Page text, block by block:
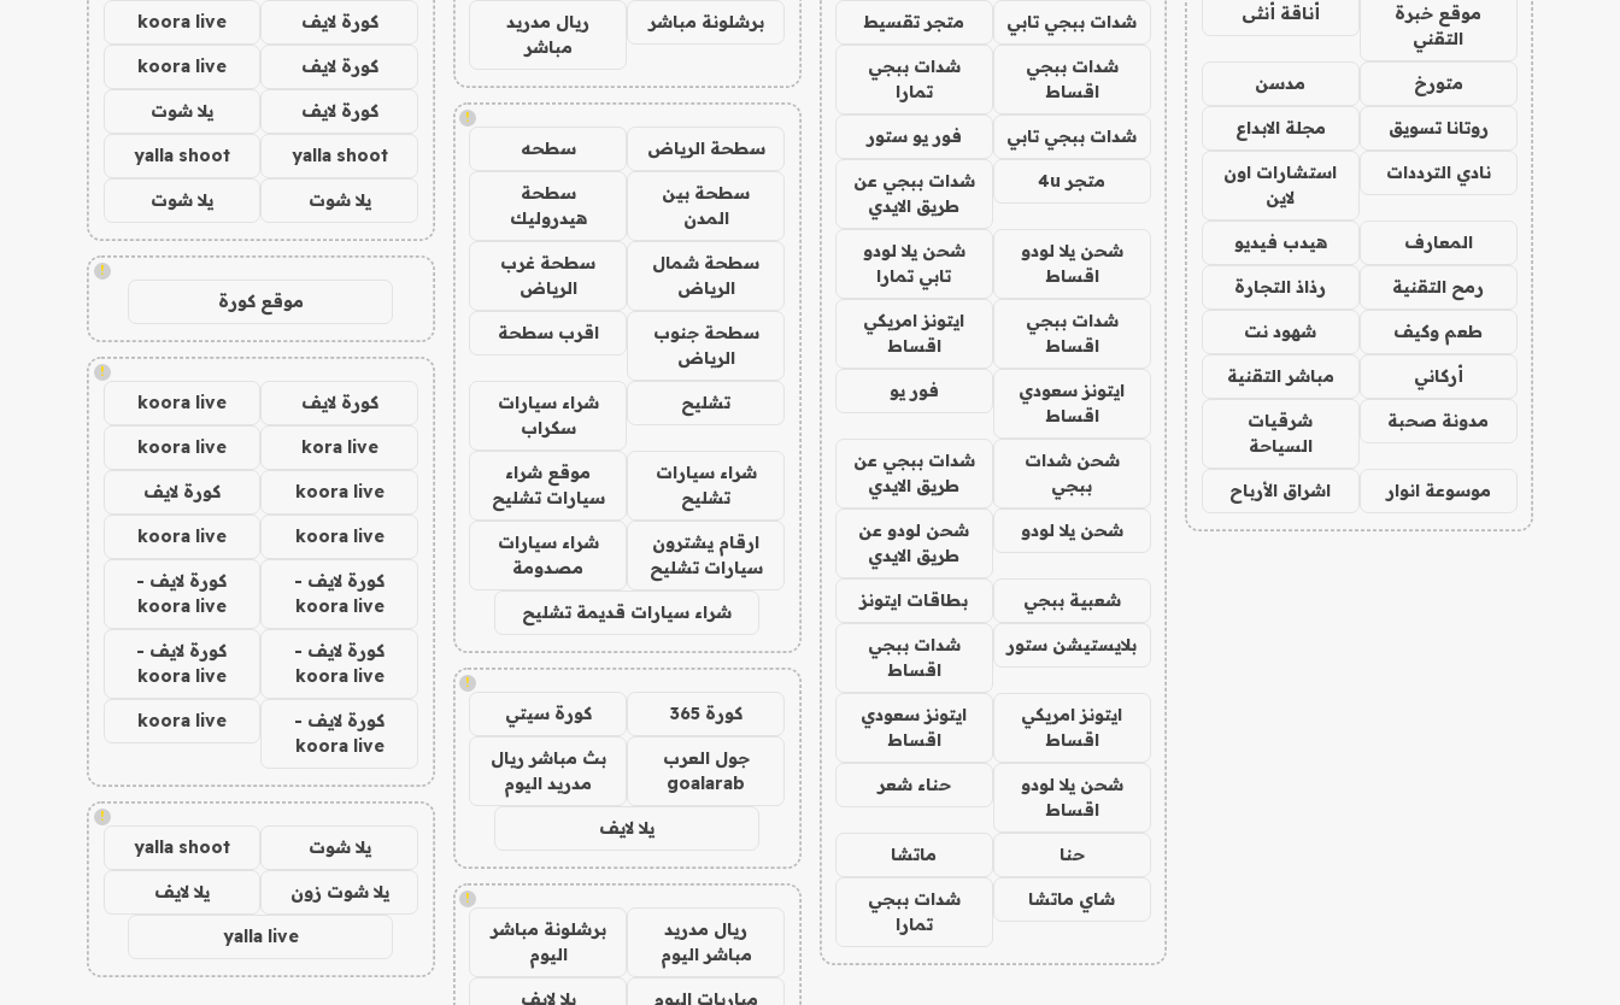
موقع خبرة
التقني
أناقة أنثى
متورخ مدسن
روتانا تسويق مجلة الابداع
نادي الترددات
استشارات اون
لاين
المعارف هيدب فيديو
رمح التقنية رذاذ التجارة
طعم وكيف شهود نت
أركاني مباشر التقنية
مدونة صحبة
شرقيات
السياحة
موسوعة انوار اشراق الأرباح
شدات ببجي تابي متجر تقسيط
شدات ببجي
اقساط
شدات ببجي
تمارا
شدات ببجي تابي فور يو ستور
متجر 4u
شدات ببجي عن
طريق الايدي
شحن يلا لودو
اقساط
شحن يلا لودو
تابي تمارا
شدات ببجي
اقساط
ايتونز امريكي
اقساط
ايتونز سعودي
اقساط
فور يو
شحن شدات
ببجي
شدات ببجي عن
طريق الايدي
شحن يلا لودو
شحن لودو عن
طريق الايدي
شعبية ببجي بطاقات ايتونز
بلايستيشن ستور
شدات ببجي
اقساط
ايتونز امريكي
اقساط
ايتونز سعودي
اقساط
شحن يلا لودو
اقساط
حناء شعر
حنا ماتشا
شاي ماتشا
شدات ببجي
تمارا
برشلونة مباشر
ريال مدريد
مباشر
!
سطحة الرياض سطحه
سطحة بين
المدن
سطحة
هيدروليك
سطحة شمال
الرياض
سطحة غرب
الرياض
سطحة جنوب
الرياض
اقرب سطحة
تشليح
شراء سيارات
سكراب
شراء سيارات
تشليح
موقع شراء
سيارات تشليح
ارقام يشترون
سيارات تشليح
شراء سيارات
مصدومة
شراء سيارات قديمة تشليح
!
كورة 365 كورة سيتي
جول العرب
goalarab
بث مباشر ريال
مدريد اليوم
يلا لايف
!
ريال مدريد
مباشر اليوم
برشلونة مباشر
اليوم
مباريات اليوم يلا لايف
كورة لايف koora live
كورة لايف koora live
كورة لايف يلا شوت
yalla shoot
yalla shoot
يلا شوت يلا شوت
!
موقع كورة
!
كورة لايف koora live
kora live
koora live
koora live كورة لايف
koora live
koora live
كورة لايف -
koora live
كورة لايف -
koora live
كورة لايف -
koora live
كورة لايف -
koora live
كورة لايف -
koora live
koora live
!
يلا شوت yalla shoot
يلا شوت زون يلا لايف
yalla live